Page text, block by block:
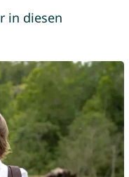
in diesen